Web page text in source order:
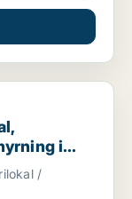
eller garage för
i
/